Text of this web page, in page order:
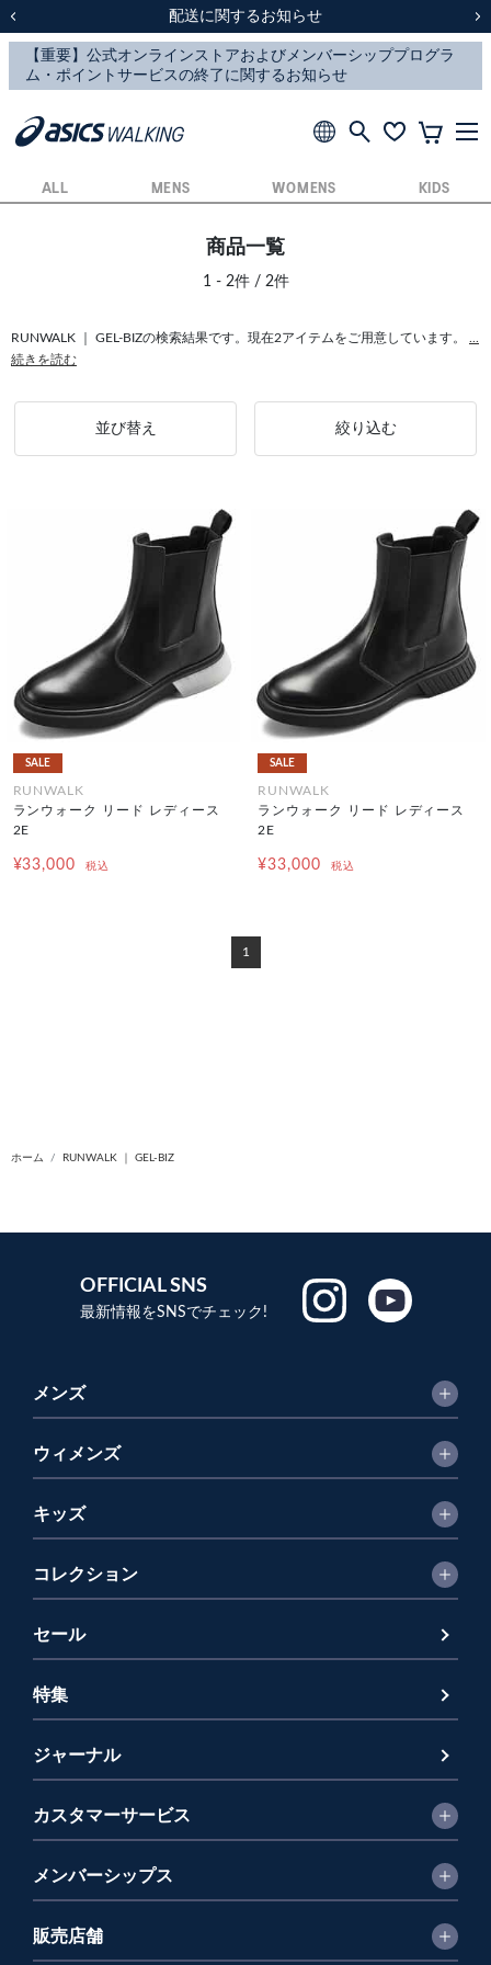
スクスク（SUKU2）価格改定のお知らせ
配送に関するお知らせ
スクスク（SUKU2）価格改定のお知らせ
配送に関するお知らせ
ALL MENS WOMENS KIDS
商品一覧
1 - 2件 / 2件
RUNWALK ｜ GEL-BIZの検索結果です。現在2アイテムをご用意しています。
続きを読む
並び替え 絞り込む
SALE
RUNWALK
ランウォーク リード レディース
2E
¥33,000 税込
SALE
RUNWALK
ランウォーク リード レディース
2E
¥33,000 税込
1
ホーム RUNWALK ｜ GEL-BIZ
OFFICIAL SNS
最新情報をSNSでチェック!
メンズ
ウィメンズ
キッズ
コレクション
セール
特集
ジャーナル
カスタマーサービス
メンバーシップス
販売店舗